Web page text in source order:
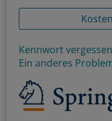
Kennwort
Ein anderes